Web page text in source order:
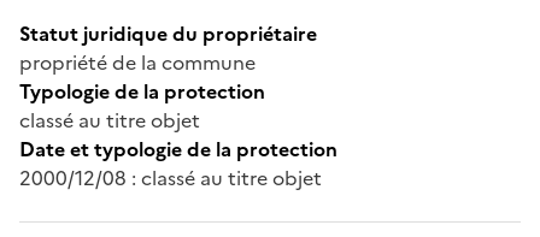
Statut juridique du propriétaire
propriété de la commune
Typologie de la protection
classé au titre objet
Date et typologie de la protection
2000/12/08 : classé au titre objet